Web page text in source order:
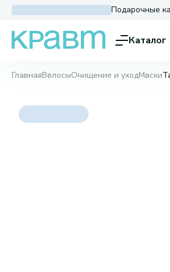
Подарочные
Каталог
ГлавнаяВолосыОчищение и уходМаски